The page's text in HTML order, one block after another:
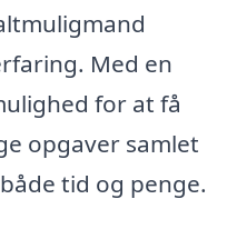
Med en
for at få
opgaver samlet
tid og penge.